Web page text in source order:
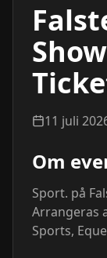
11 juli
Om
Sport. på
Arrangeras
Sports,